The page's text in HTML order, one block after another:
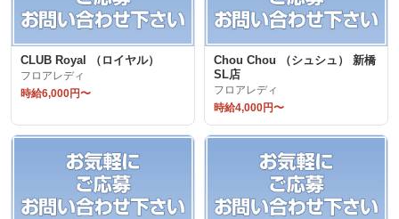
CLUB Royal （ロイヤル）
フロアレディ
時給6,000円〜
Chou Chou （シュシュ） 新橋
SL店
フロアレディ
時給4,000円〜